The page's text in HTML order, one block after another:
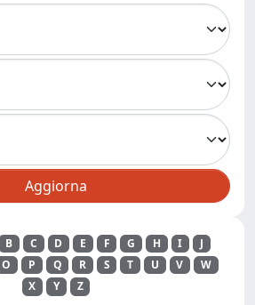
B C D E F G H I
J
O P Q R S T U V
W
X
Y Z